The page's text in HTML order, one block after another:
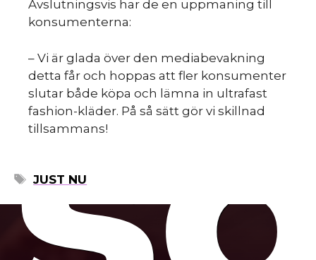
Avslutningsvis har de en uppmaning till
konsumenterna:
– Vi är glada över den mediabevakning
detta får och hoppas att fler konsumenter
slutar både köpa och lämna in ultrafast
fashion-kläder. På så sätt gör vi skillnad
tillsammans!
ETIKETTER
JUST NU